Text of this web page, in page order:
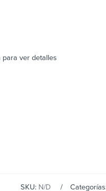
para ver detalles
SKU: N/D